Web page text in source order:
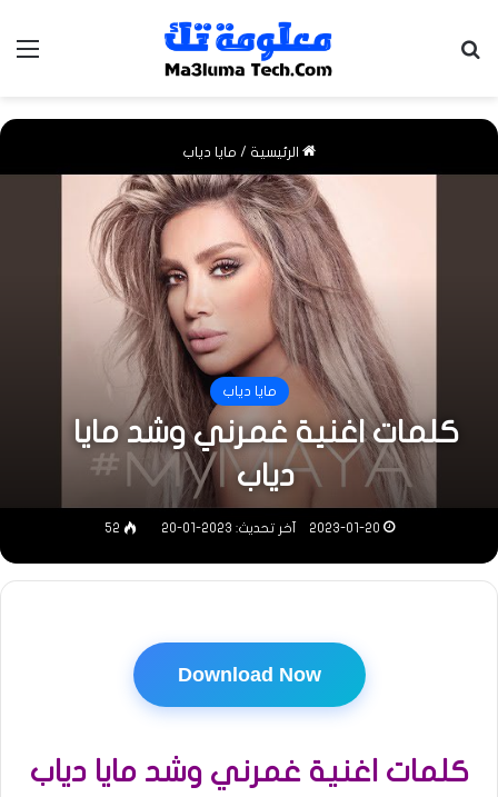
الرئيسية / مايا دياب
مايا دياب
كلمات اغنية غمرني وشد مايا
دياب
2023-01-20 آخر تحديث: 2023-01-20 52
Download Now
كلمات اغنية غمرني وشد مايا دياب